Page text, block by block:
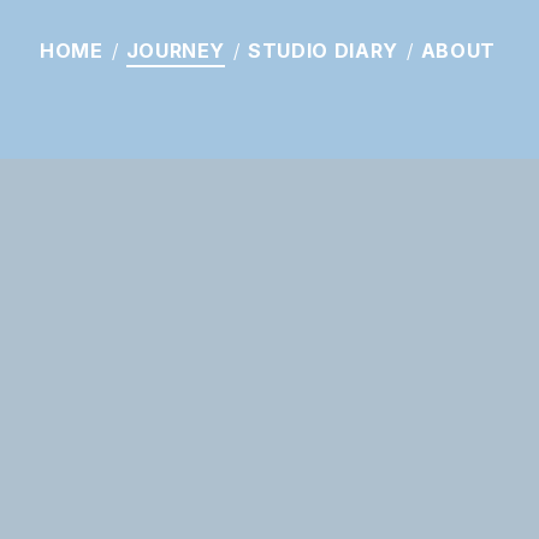
HOME JOURNEY STUDIO DIARY ABOUT